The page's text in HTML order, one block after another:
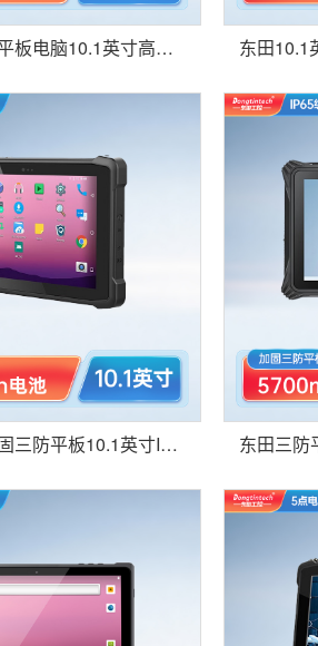
东田加固三防平板电脑10.1英寸高清触摸屏win10系统 仓储物流扫描-DTZ-I1011E
东田便携式加固三防平板10.1英寸IP65长待机工业平板电脑智慧医疗设备-DTZ-Q1089EF